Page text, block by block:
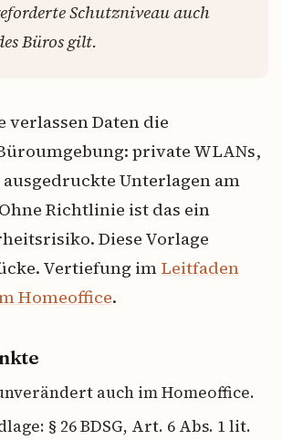
Schutzniveau auch
Büros gilt.
verlassen Daten die
private WLANs,
Unterlagen am
Richtlinie ist das ein
Diese Vorlage
Vertiefung im Leitfaden
Homeoffice.
auch im Homeoffice.
§ 26 BDSG, Art. 6 Abs. 1 lit.